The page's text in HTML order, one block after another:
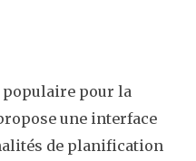
populaire pour la
une interface
de planification